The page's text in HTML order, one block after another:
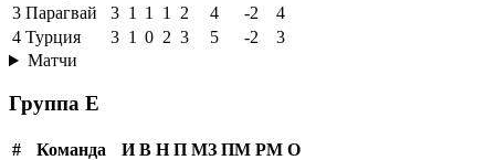
3 Парагвай 3 1 1 1 2 4 -2
4
4 Турция 3 1 0 2 3 5 -2
3
Матчи
Группа E
# Команда И В Н П МЗ ПМ РМ О